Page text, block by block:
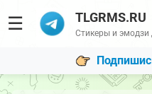
☰ TLGRMS.RU
Стикеры и эмодзи